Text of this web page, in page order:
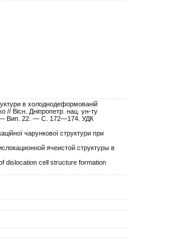
в холоднодеформованій
// Вісн. Дніпропетр. нац. ун-ту
— Вип. 22. — С. 172—174. УДК
чарункової структури при
ячеистой структуры в
dislocation cell structure formation